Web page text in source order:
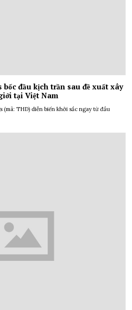
đầu kịch trần sau đề xuất xây
tại Việt Nam
THD) diễn biến khởi sắc ngay từ đầu